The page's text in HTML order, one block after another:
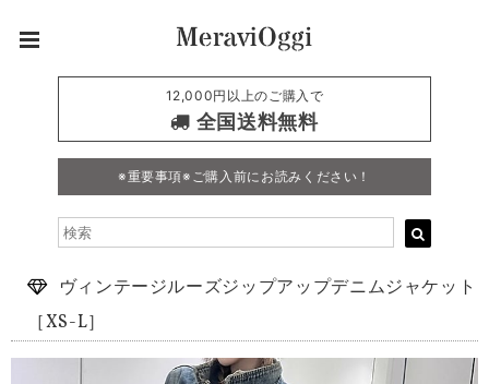
12,000円以上のご購入で
全国送料無料
※重要事項※ご購入前にお読みください！
ヴィンテージルーズジップアップデニムジャケット
［XS-L］